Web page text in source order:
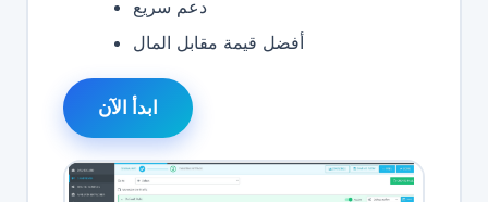
دعم سريع
أفضل قيمة مقابل المال
ابدأ الآن